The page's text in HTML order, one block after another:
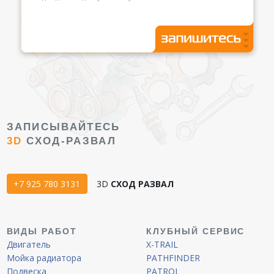
ЗАПИСЫВАЙТЕСЬ
3D СХОД-РАЗВАЛ
+7 925 780 3131 3D СХОД РАЗВАЛ
ВИДЫ РАБОТ
Двигатель
Мойка радиатора
Подвеска
КЛУБНЫЙ СЕРВИС
X-TRAIL
PATHFINDER
PATROL